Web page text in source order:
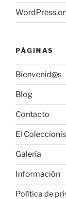
PÁGINAS
Bienvenid@s
Blog
Contacto
El
Galería
Información
Política de